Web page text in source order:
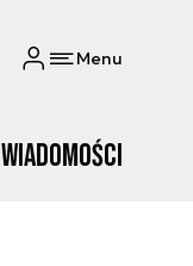
Menu
Wiadomości